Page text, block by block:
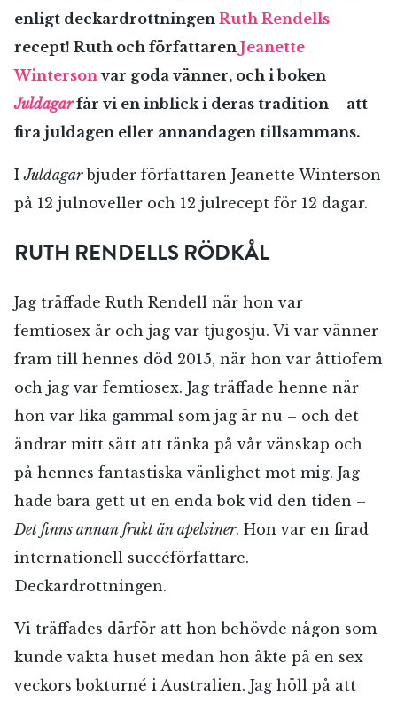
enligt deckardrottningen Ruth Rendells
recept! Ruth och författaren Jeanette
Winterson var goda vänner, och i boken
Juldagarfår vi en inblick i deras tradition – att
fira juldagen eller annandagen tillsammans.
IJuldagarbjuder författaren Jeanette Winterson
på 12 julnoveller och 12 julrecept för 12 dagar.
RUTH RENDELLS RÖDKÅL
Jag träffade Ruth Rendell när hon var
femtiosex år och jag var tjugosju. Vi var vänner
fram till hennes död 2015, när hon var åttiofem
och jag var femtiosex. Jag träffade henne när
hon var lika gammal som jag är nu – och det
ändrar mitt sätt att tänka på vår vänskap och
på hennes fantastiska vänlighet mot mig. Jag
hade bara gett ut en enda bok vid den tiden –
Det finns annan frukt än apelsiner. Hon var en firad
internationell succéförfattare.
Deckardrottningen.
Vi träffades därför att hon behövde någon som
kunde vakta huset medan hon åkte på en sex
veckors bokturné i Australien. Jag höll på att